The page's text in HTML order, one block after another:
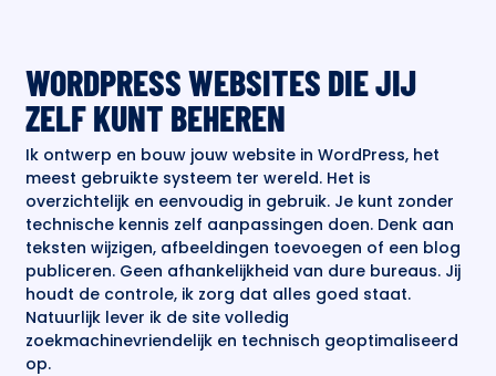
WORDPRESS WEBSITES DIE JIJ
ZELF KUNT BEHEREN
Ik ontwerp en bouw jouw website in WordPress, het
meest gebruikte systeem ter wereld. Het is
overzichtelijk en eenvoudig in gebruik. Je kunt zonder
technische kennis zelf aanpassingen doen. Denk aan
teksten wijzigen, afbeeldingen toevoegen of een blog
publiceren. Geen afhankelijkheid van dure bureaus. Jij
houdt de controle, ik zorg dat alles goed staat.
Natuurlijk lever ik de site volledig
zoekmachinevriendelijk en technisch geoptimaliseerd
op.